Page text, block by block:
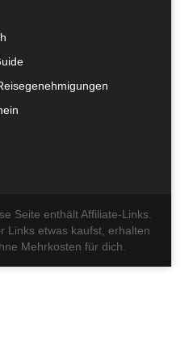
Seite enthält Affiliate-Links.
Links etwas kaufst, erhalten
Mehrkosten für dich.